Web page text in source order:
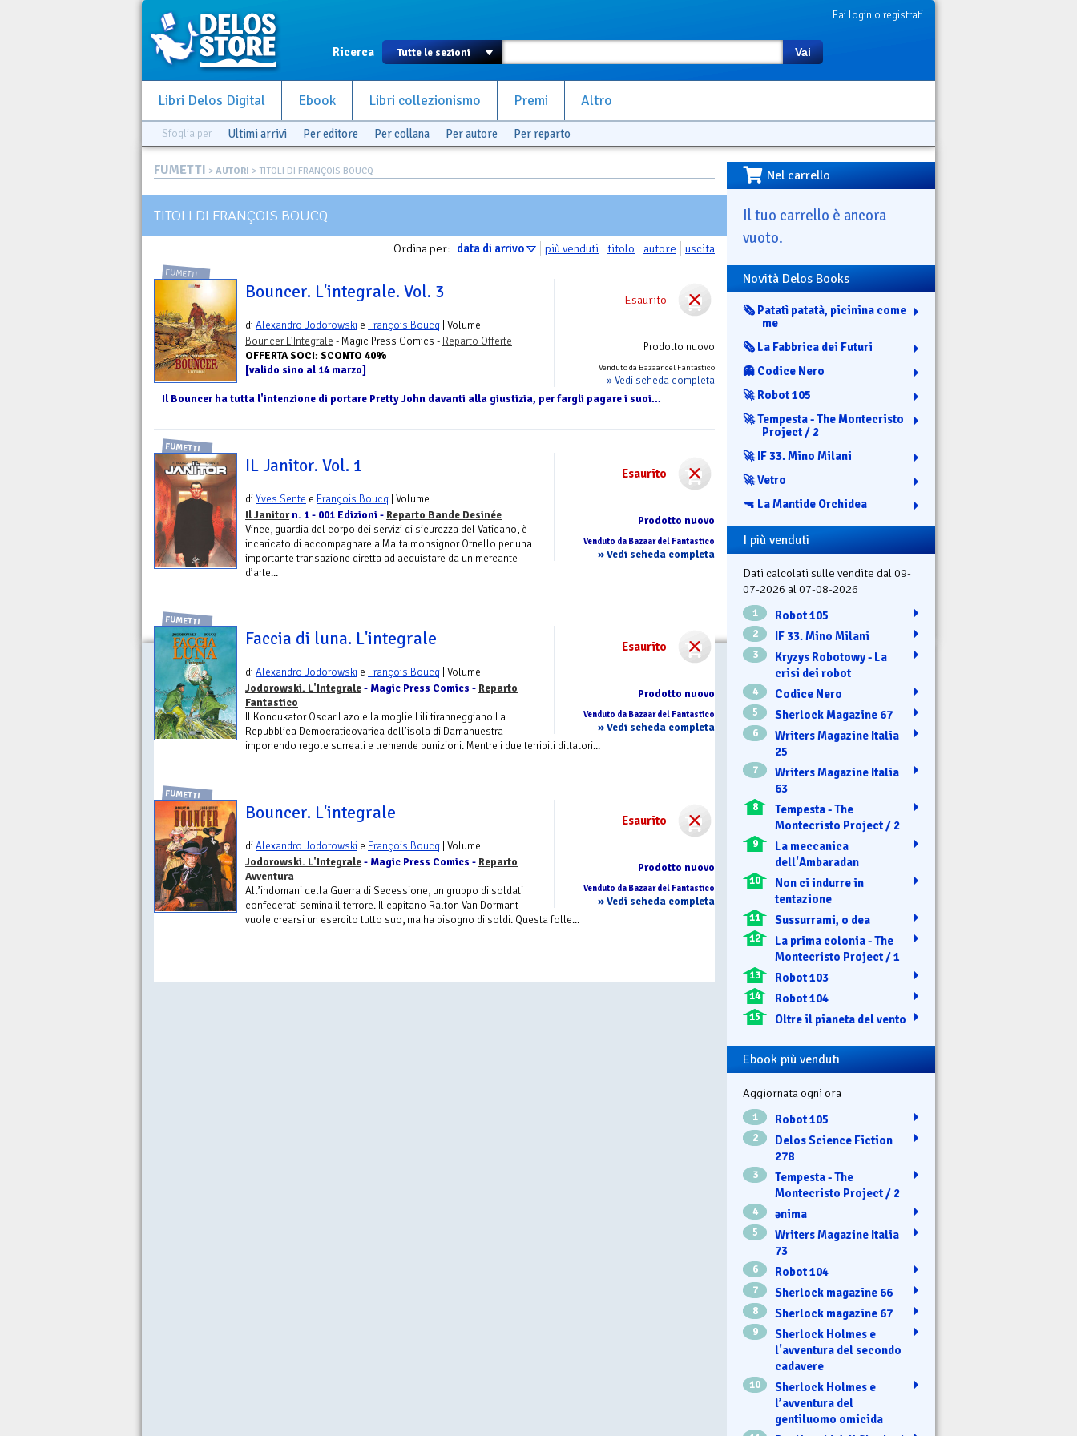
Fai login o registrati
Ricerca Vai
Libri Delos Digital Ebook Libri collezionismo Premi Altro
Sfoglia per Ultimi arrivi Per editore Per collana Per autore Per reparto
FUMETTI > AUTORI > TITOLI DI FRANÇOIS BOUCQ
TITOLI DI FRANÇOIS BOUCQ
Ordina per: data di arrivo più venduti titolo autore uscita
Esaurito
Prodotto nuovo
Venduto da Bazaar del Fantastico
» Vedi scheda completa
FUMETTI
Bouncer. L'integrale. Vol. 3
diAlexandro Jodorowski e François Boucq | Volume
Bouncer L'Integrale - Magic Press Comics - Reparto Offerte
OFFERTA SOCI: SCONTO 40%
[valido sino al 14 marzo]
Il Bouncer ha tutta l'intenzione di portare Pretty John davanti alla giustizia, per fargli pagare i suoi...
Esaurito
Prodotto nuovo
Venduto da Bazaar del Fantastico
» Vedi scheda completa
FUMETTI
IL Janitor. Vol. 1
diYves Sente e François Boucq | Volume
Il Janitorn. 1 - 001 Edizioni - Reparto Bande Desinée
Vince, guardia del corpo dei servizi di sicurezza del Vaticano, è
incaricato di accompagnare a Malta monsignor Ornello per una
importante transazione diretta ad acquistare da un mercante
d’arte...
Esaurito
Prodotto nuovo
Venduto da Bazaar del Fantastico
» Vedi scheda completa
FUMETTI
Faccia di luna. L'integrale
diAlexandro Jodorowski e François Boucq | Volume
Jodorowski. L'Integrale- Magic Press Comics - Reparto
Fantastico
Il Kondukator Oscar Lazo e la moglie Lili tiranneggiano La
Repubblica Democraticovarica dell’isola di Damanuestra
imponendo regole surreali e tremende punizioni. Mentre i due terribili dittatori...
Esaurito
Prodotto nuovo
Venduto da Bazaar del Fantastico
» Vedi scheda completa
FUMETTI
Bouncer. L'integrale
diAlexandro Jodorowski e François Boucq | Volume
Jodorowski. L'Integrale- Magic Press Comics - Reparto
Avventura
All’indomani della Guerra di Secessione, un gruppo di soldati
confederati semina il terrore. Il capitano Ralton Van Dormant
vuole crearsi un esercito tutto suo, ma ha bisogno di soldi. Questa folle...
Nel carrello
Il tuo carrello è ancora
vuoto.
Novità Delos Books
🗞️ Patatì patatà, picinina come
me
🗞️ La Fabbrica dei Futuri
👻 Codice Nero
🚀 Robot 105
🚀 Tempesta - The Montecristo
Project / 2
🚀 IF 33. Mino Milani
🚀 Vetro
🔫 La Mantide Orchidea
I più venduti
Dati calcolati sulle vendite dal 09-
07-2026 al 07-08-2026
1 Robot 105
2 IF 33. Mino Milani
3
Kryzys Robotowy - La
crisi dei robot
4 Codice Nero
5 Sherlock Magazine 67
6
Writers Magazine Italia
25
7
Writers Magazine Italia
63
8
Tempesta - The
Montecristo Project / 2
9
La meccanica
dell'Ambaradan
10
Non ci indurre in
tentazione
11 Sussurrami, o dea
12
La prima colonia - The
Montecristo Project / 1
13 Robot 103
14 Robot 104
15 Oltre il pianeta del vento
Ebook più venduti
Aggiornata ogni ora
1 Robot 105
2
Delos Science Fiction
278
3
Tempesta - The
Montecristo Project / 2
4 ənima
5
Writers Magazine Italia
73
6 Robot 104
7 Sherlock magazine 66
8 Sherlock magazine 67
9
Sherlock Holmes e
l'avventura del secondo
cadavere
10
Sherlock Holmes e
l’avventura del
gentiluomo omicida